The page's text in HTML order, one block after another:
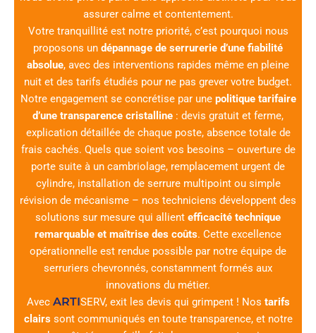
assurer calme et contentement.
Votre tranquillité est notre priorité, c’est pourquoi nous
proposons un dépannage de serrurerie d’une fiabilité
absolue, avec des interventions rapides même en pleine
nuit et des tarifs étudiés pour ne pas grever votre budget.
Notre engagement se concrétise par une politique tarifaire
d’une transparence cristalline : devis gratuit et ferme,
explication détaillée de chaque poste, absence totale de
frais cachés. Quels que soient vos besoins – ouverture de
porte suite à un cambriolage, remplacement urgent de
cylindre, installation de serrure multipoint ou simple
révision de mécanisme – nos techniciens développent des
solutions sur mesure qui allient efficacité technique
remarquable et maîtrise des coûts. Cette excellence
opérationnelle est rendue possible par notre équipe de
serruriers chevronnés, constamment formés aux
innovations du métier.
Avec ARTISERV, exit les devis qui grimpent ! Nos tarifs
clairssont communiqués en toute transparence, et notre